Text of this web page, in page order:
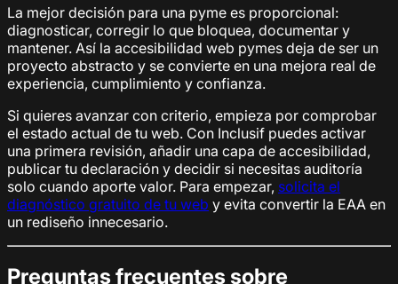
La mejor decisión para una pyme es proporcional:
diagnosticar, corregir lo que bloquea, documentar y
mantener. Así la accesibilidad web pymes deja de ser un
proyecto abstracto y se convierte en una mejora real de
experiencia, cumplimiento y confianza.
Si quieres avanzar con criterio, empieza por comprobar
el estado actual de tu web. Con Inclusif puedes activar
una primera revisión, añadir una capa de accesibilidad,
publicar tu declaración y decidir si necesitas auditoría
solo cuando aporte valor. Para empezar, solicita el
diagnóstico gratuito de tu web y evita convertir la EAA en
un rediseño innecesario.
Preguntas frecuentes sobre